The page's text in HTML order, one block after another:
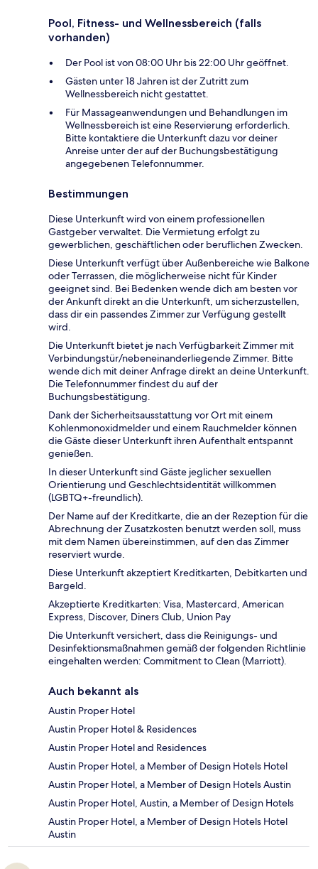
Pool, Fitness- und Wellnessbereich (falls
vorhanden)
Der Pool ist von 08:00 Uhr bis 22:00 Uhr geöffnet.
Gästen unter 18 Jahren ist der Zutritt zum
Wellnessbereich nicht gestattet.
Für Massageanwendungen und Behandlungen im
Wellnessbereich ist eine Reservierung erforderlich.
Bitte kontaktiere die Unterkunft dazu vor deiner
Anreise unter der auf der Buchungsbestätigung
angegebenen Telefonnummer.
Bestimmungen
Diese Unterkunft wird von einem professionellen
Gastgeber verwaltet. Die Vermietung erfolgt zu
gewerblichen, geschäftlichen oder beruflichen Zwecken.
Diese Unterkunft verfügt über Außenbereiche wie Balkone
oder Terrassen, die möglicherweise nicht für Kinder
geeignet sind. Bei Bedenken wende dich am besten vor
der Ankunft direkt an die Unterkunft, um sicherzustellen,
dass dir ein passendes Zimmer zur Verfügung gestellt
wird.
Die Unterkunft bietet je nach Verfügbarkeit Zimmer mit
Verbindungstür/nebeneinanderliegende Zimmer. Bitte
wende dich mit deiner Anfrage direkt an deine Unterkunft.
Die Telefonnummer findest du auf der
Buchungsbestätigung.
Dank der Sicherheitsausstattung vor Ort mit einem
Kohlenmonoxidmelder und einem Rauchmelder können
die Gäste dieser Unterkunft ihren Aufenthalt entspannt
genießen.
In dieser Unterkunft sind Gäste jeglicher sexuellen
Orientierung und Geschlechtsidentität willkommen
(LGBTQ+-freundlich).
Der Name auf der Kreditkarte, die an der Rezeption für die
Abrechnung der Zusatzkosten benutzt werden soll, muss
mit dem Namen übereinstimmen, auf den das Zimmer
reserviert wurde.
Diese Unterkunft akzeptiert Kreditkarten, Debitkarten und
Bargeld.
Akzeptierte Kreditkarten: Visa, Mastercard, American
Express, Discover, Diners Club, Union Pay
Die Unterkunft versichert, dass die Reinigungs- und
Desinfektionsmaßnahmen gemäß der folgenden Richtlinie
eingehalten werden: Commitment to Clean (Marriott).
Auch bekannt als
Austin Proper Hotel
Austin Proper Hotel & Residences
Austin Proper Hotel and Residences
Austin Proper Hotel, a Member of Design Hotels Hotel
Austin Proper Hotel, a Member of Design Hotels Austin
Austin Proper Hotel, Austin, a Member of Design Hotels
Austin Proper Hotel, a Member of Design Hotels Hotel
Austin